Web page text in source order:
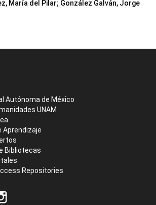
María del Pilar; González Galván, Jorge
Autónoma de México
UNAM
Aprendizaje
Bibliotecas
Repositories